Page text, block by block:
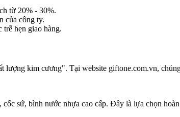
từ 20% - 30%.
của công ty.
hẹn giao hàng.
kim cương". Tại website giftone.com.vn,
sứ, bình nước nhựa cao cấp. Đây là lựa chọn